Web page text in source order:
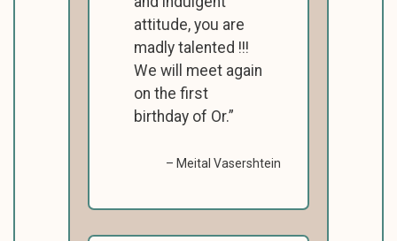
attitude, you are
madly talented !!!
We will meet again
on the first
birthday of Or.
Meital Vasershtein